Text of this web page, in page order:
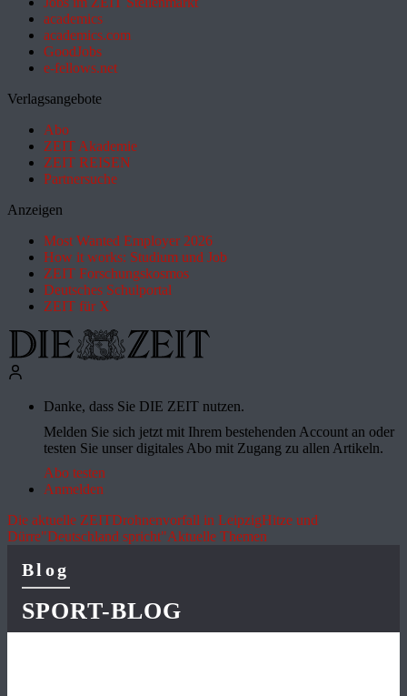
academics
academics.com
GoodJobs
e-fellows.net
Verlagsangebote
Abo
ZEIT Akademie
ZEIT REISEN
Partnersuche
Anzeigen
Most Wanted Employer 2026
How it works: Studium und Job
ZEIT Forschungskosmos
Deutsches Schulportal
ZEIT für X
Danke, dass Sie DIE ZEIT nutzen.
Melden Sie sich jetzt mit Ihrem bestehenden Account an oder
testen Sie unser digitales Abo mit Zugang zu allen Artikeln.
Abo testen
Anmelden
Die aktuelle ZEITDrohnenvorfall in LeipzigHitze und
Dürre"Deutschland spricht"Aktuelle Themen
Blog
SPORT-BLOG